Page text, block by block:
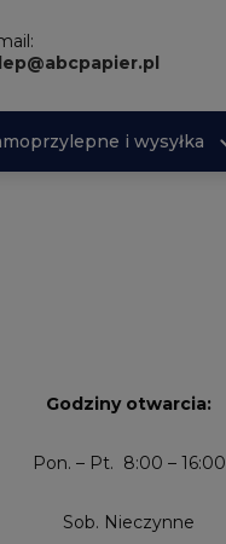
i wysyłka
Godziny otwarcia:
Pon. – Pt. 8:00 – 16:00
Sob. Nieczynne